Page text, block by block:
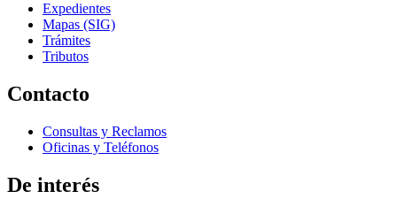
Expedientes
Mapas (SIG)
Trámites
Tributos
Contacto
Consultas y Reclamos
Oficinas y Teléfonos
De interés